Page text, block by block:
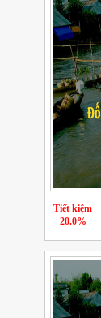
Tiết kiệm
20.0%